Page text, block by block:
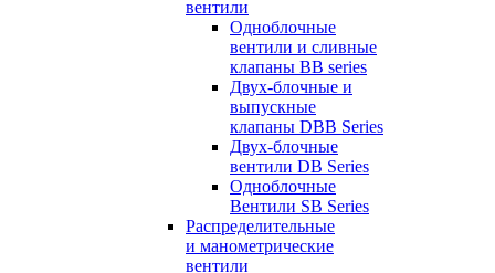
вентили
Одноблочные
вентили и сливные
клапаны BB series
Двух-блочные и
выпускные
клапаны DBB Series
Двух-блочные
вентили DB Series
Одноблочные
Вентили SB Series
Распределительные
и манометрические
вентили